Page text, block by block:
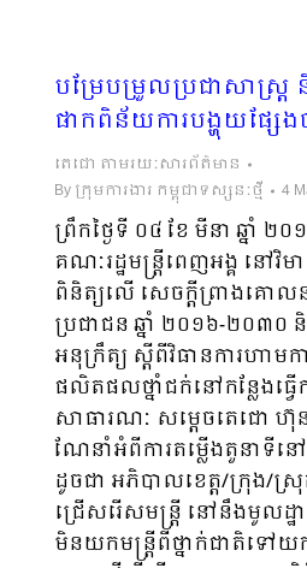
បម្រែបម្រួលប្រជាសាស្ត្រ
ផាកពិន័យការបង្ហុយផ្សែង
តេជោ តាមរយៈសារព័ត៌មាន
By ក្រុមការងារ កម្ពុជាទស្សនៈថ្មី 4
ព្រឹកថ្ងៃទី ០៤ ខែ មីនា ឆ្នាំ ២
គណៈរដ្ឋមន្រ្តីពេញអង្គ នៅវិ
ពិនិត្យលើ សេច​ក្តីព្រាងគោ
ប្រជាជន ឆ្នាំ ២០១៦-២០៣០
អនុក្រឹត្យ ស្តីពីវិធានការហាម
ផលិតផលថ្នាំជក់នៅកន្លែងធ្វើក
សាធារណៈ សម្តេចតេជោ ហ៊ុន
ណែនាំ​អំពីការតម្លើងតួនាទីន
ដូចជា អភិបាលខេត្ត/ក្រុង/ស្
ជ្រើសរើសមន្រ្តី នៅនឹង​មូល​ដ្
មិនយកមន្រ្តីពីថ្នាក់ជាតិទៅ